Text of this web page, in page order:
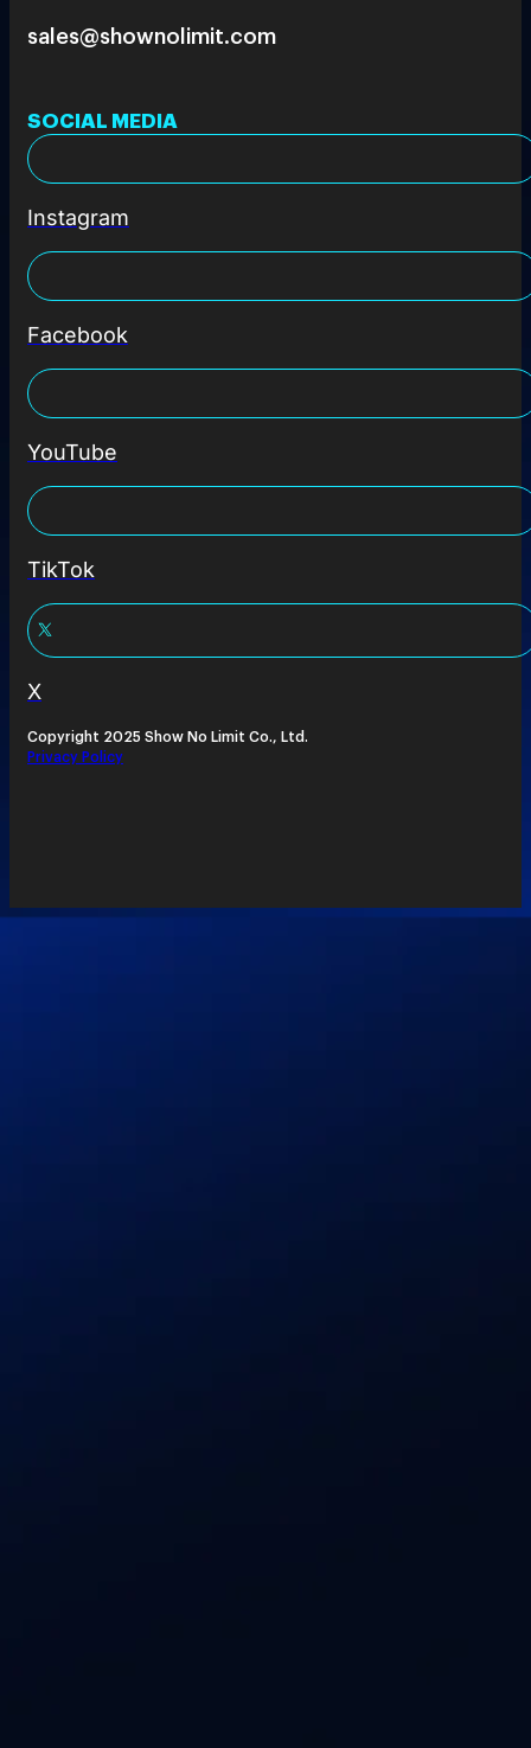
sales@shownolimit.com
SOCIAL MEDIA
Instagram
Facebook
YouTube
TikTok
X
Copyright 2025 Show No Limit Co., Ltd.
Privacy Policy